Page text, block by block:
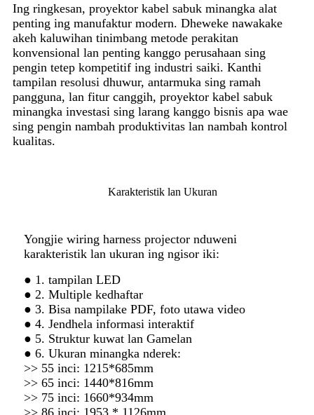
Ing ringkesan, proyektor kabel sabuk minangka alat
penting ing manufaktur modern. Dheweke nawakake
akeh kaluwihan tinimbang metode perakitan
konvensional lan penting kanggo perusahaan sing
pengin tetep kompetitif ing industri saiki. Kanthi
tampilan resolusi dhuwur, antarmuka sing ramah
pangguna, lan fitur canggih, proyektor kabel sabuk
minangka investasi sing larang kanggo bisnis apa wae
sing pengin nambah produktivitas lan nambah kontrol
kualitas.
Karakteristik lan Ukuran
Yongjie wiring harness projector nduweni
karakteristik lan ukuran ing ngisor iki:
● 1. tampilan LED
● 2. Multiple kedhaftar
● 3. Bisa nampilake PDF, foto utawa video
● 4. Jendhela informasi interaktif
● 5. Struktur kuwat lan Gamelan
● 6. Ukuran minangka nderek:
>> 55 inci: 1215*685mm
>> 65 inci: 1440*816mm
>> 75 inci: 1660*934mm
>> 86 inci: 1953 * 1126mm